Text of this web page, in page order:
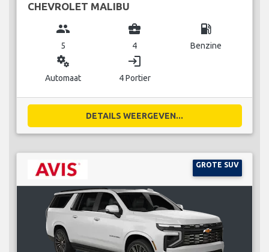
CHEVROLET MALIBU
group
5
business_center
4
local_gas_station
Benzine
miscellaneous_services
Automaat
login
4 Portier
DETAILS WEERGEVEN...
GROTE SUV